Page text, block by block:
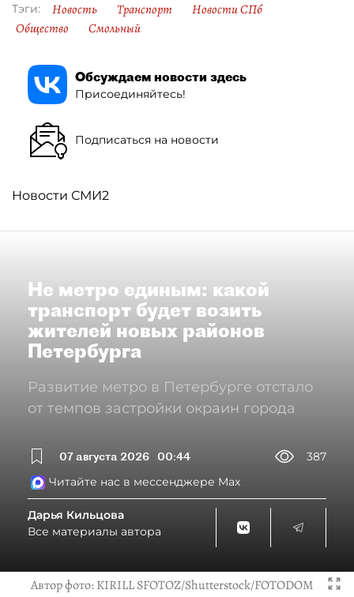
Тэги: Новость Транспорт
Новости СПб
Общество
Смольный
Обсуждаем новости здесь
Присоединяйтесь!
Подписаться на новости
Новости СМИ2
Не метро единым: какой
транспорт будет возить
жителей новых районов
Петербурга
Развитие метро в Петербурге отстало
от темпов застройки окраин города
07 августа 2026 00:44
387
Читайте нас в мессенджере Max
Дарья Кильцова
Все материалы автора
Автор фото:KIRILL SFOTOZ/Shutterstock/FOTODOM